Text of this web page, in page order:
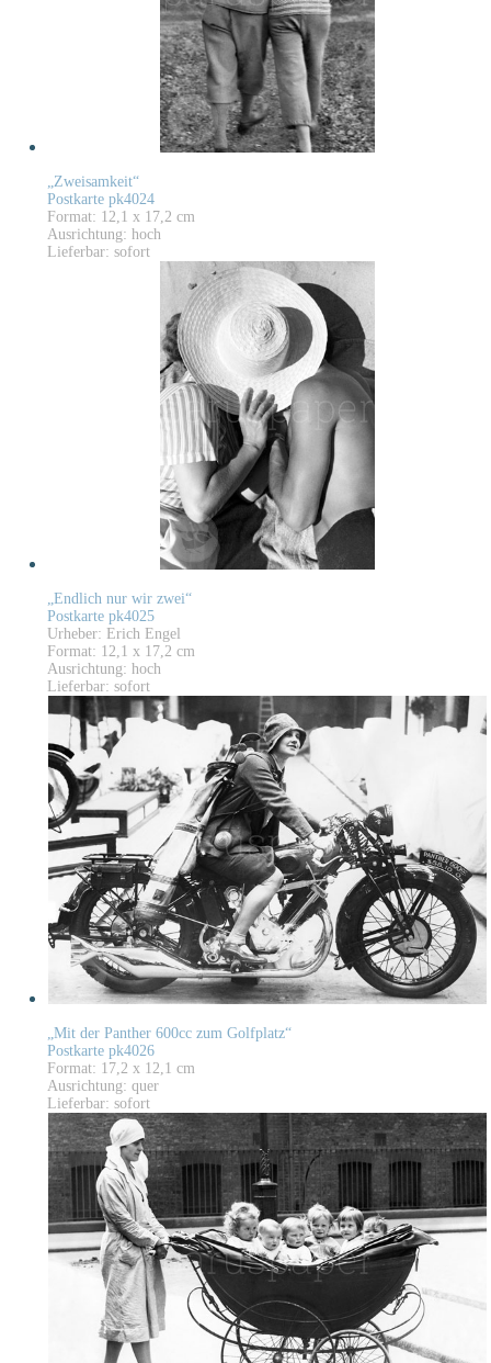
„Zweisamkeit“
Postkarte pk4024
Format: 12,1 x 17,2 cm
Ausrichtung: hoch
Lieferbar: sofort
„Endlich nur wir zwei“
Postkarte pk4025
Urheber: Erich Engel
Format: 12,1 x 17,2 cm
Ausrichtung: hoch
Lieferbar: sofort
„Mit der Panther 600cc zum Golfplatz“
Postkarte pk4026
Format: 17,2 x 12,1 cm
Ausrichtung: quer
Lieferbar: sofort